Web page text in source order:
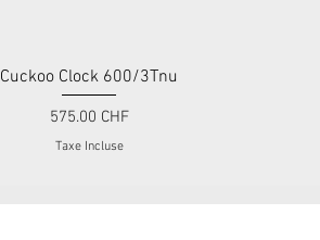
Aperçu rapide
Cuckoo Clock 600/3Tnu
Prix
575.00 CHF
Taxe Incluse